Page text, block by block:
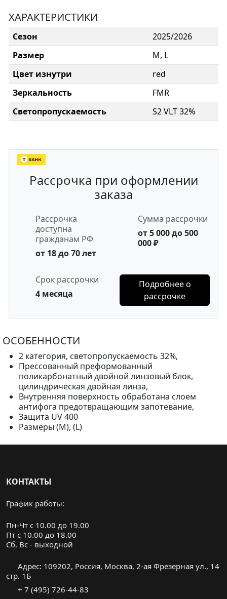
ХАРАКТЕРИСТИКИ
Сезон
2025/2026
Размер
M, L
Цвет изнутри
red
Зеркальность
FMR
Светопропускаемость
S2 VLT 32%
Рассрочка при оформлении
заказа
Рассрочка
доступна
гражданам РФ
от 18 до 70 лет
Сумма рассрочки
от 5 000 до 500
000 ₽
Срок рассрочки
4 месяца
Подробнее о
рассрочке
ОСОБЕННОСТИ
2 категория, светопропускаемость 32%,
Прессованный преформованный
поликарбонатный двойной линзовый блок,
цилиндрическая двойная линза,
Внутренняя поверхность обработана слоем
антифога предотвращающим запотевание,
Защита UV 400
Размеры (M), (L)
КОНТАКТЫ
График работы:
Пн-Чт с 10.00 до 19.00
Пт с 10.00 до 18.00
Cб, Вс - выходной
Адрес: 109202, Россия, Москва, 2-ая Фрезерная ул., 14
стр. 1Б
+ 7 (495) 726-44-83